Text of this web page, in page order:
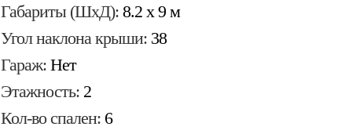
Габариты (ШхД): 8.2 x 9 м
Угол наклона крыши: 38
Гараж: Нет
Этажность: 2
Кол-во спален: 6